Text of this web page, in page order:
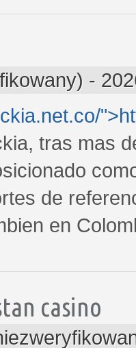
-
tras mas
de
en
casino